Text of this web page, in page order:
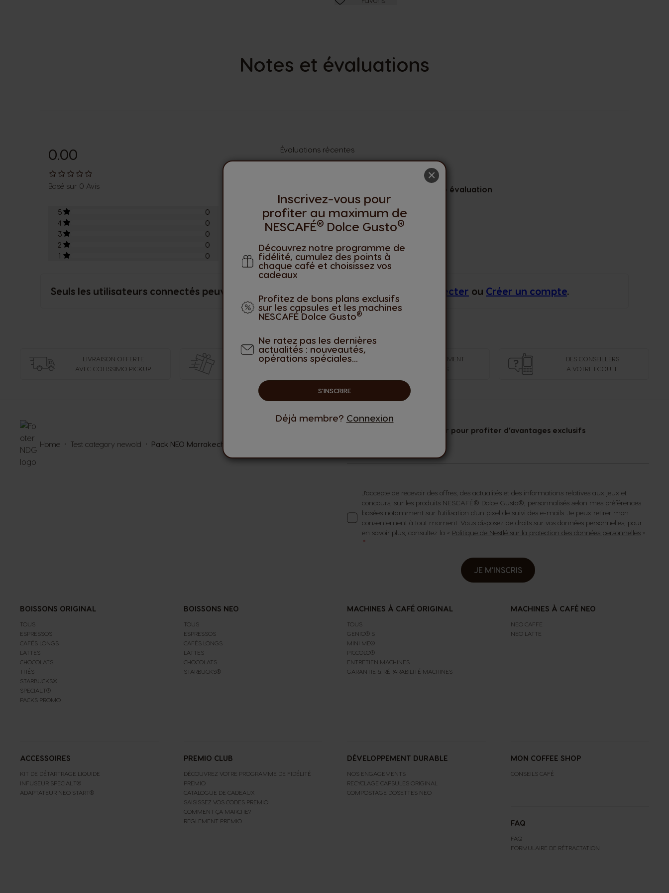
×
Inscrivez-vous pour
profiter au maximum de
NESCAFÉ® Dolce Gusto®
Découvrez notre programme de
fidélité, cumulez des points à
chaque café et choisissez vos
cadeaux
Profitez de bons plans exclusifs
sur les capsules et les machines
NESCAFÉ Dolce Gusto®
Ne ratez pas les dernières
actualités : nouveautés,
opérations spéciales...
S'INSCRIRE
Déjà membre? Connexion
Notes et évaluations
0.00
Basé sur 0 Avis
5
0
4
0
3
0
2
0
1
0
Évaluations récentes
Aucune évaluation
Seuls les utilisateurs connectés peuvent laisser une évaluation. Veuillez vous Connecter ou Créer un compte.
LIVRAISON OFFERTE
AVEC COLISSIMO PICKUP
OFFRES
MODES DE PAIEMENT
DES CONSEILLERS
A VOTRE ECOUTE
S’abonner pour profiter d’avantages exclusifs
J'accepte de recevoir des offres, des actualités et des informations relatives aux jeux et
concours, sur les produits NESCAFÉ® Dolce Gusto®, personnalisés selon mes préférences
basées notamment sur l'utilisation d'un pixel de suivi des e-mails. Je peux retirer mon
consentement à tout moment. Vous disposez de droits sur vos données personnelles, pour
en savoir plus, consultez la « Politique de Nestlé sur la protection des données personnelles ».
JE M'INSCRIS
Home Test category newold Pack NEO Marrakech Tea 72 sachets
BOISSONS ORIGINAL
TOUS
ESPRESSOS
CAFÉS LONGS
LATTES
CHOCOLATS
THÉS
STARBUCKS®
SPECIAL.T®
PACKS PROMO
ACCESSOIRES
KIT DE DÉTARTRAGE LIQUIDE
INFUSEUR SPECIAL.T®
ADAPTATEUR NEO START®
BOISSONS NEO
TOUS
ESPRESSOS
CAFÉS LONGS
LATTES
CHOCOLATS
STARBUCKS®
PREMIO CLUB
DÉCOUVREZ VOTRE PROGRAMME DE FIDÉLITÉ
PREMIO
CATALOGUE DE CADEAUX
SAISISSEZ VOS CODES PREMIO
COMMENT ÇA MARCHE?
REGLEMENT PREMIO
MACHINES À CAFÉ ORIGINAL
TOUS
GENIO® S
MINI ME®
PICCOLO®
ENTRETIEN MACHINES
GARANTIE & RÉPARABILITÉ MACHINES
DÉVELOPPEMENT DURABLE
NOS ENGAGEMENTS
RECYCLAGE CAPSULES ORIGINAL
COMPOSTAGE DOSETTES NEO
MACHINES À CAFÉ NEO
NEO CAFFE
NEO LATTE
MON COFFEE SHOP
CONSEILS CAFÉ
FAQ
FAQ
FORMULAIRE DE RÉTRACTATION